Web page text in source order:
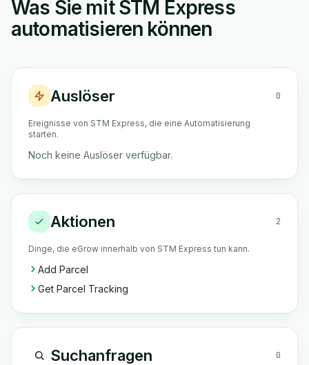
Was Sie mit STM Express
automatisieren können
Auslöser 0
Ereignisse von STM Express, die eine Automatisierung
starten.
Noch keine Auslöser verfügbar.
Aktionen 2
Dinge, die eGrow innerhalb von STM Express tun kann.
Add Parcel
Get Parcel Tracking
Suchanfragen 0